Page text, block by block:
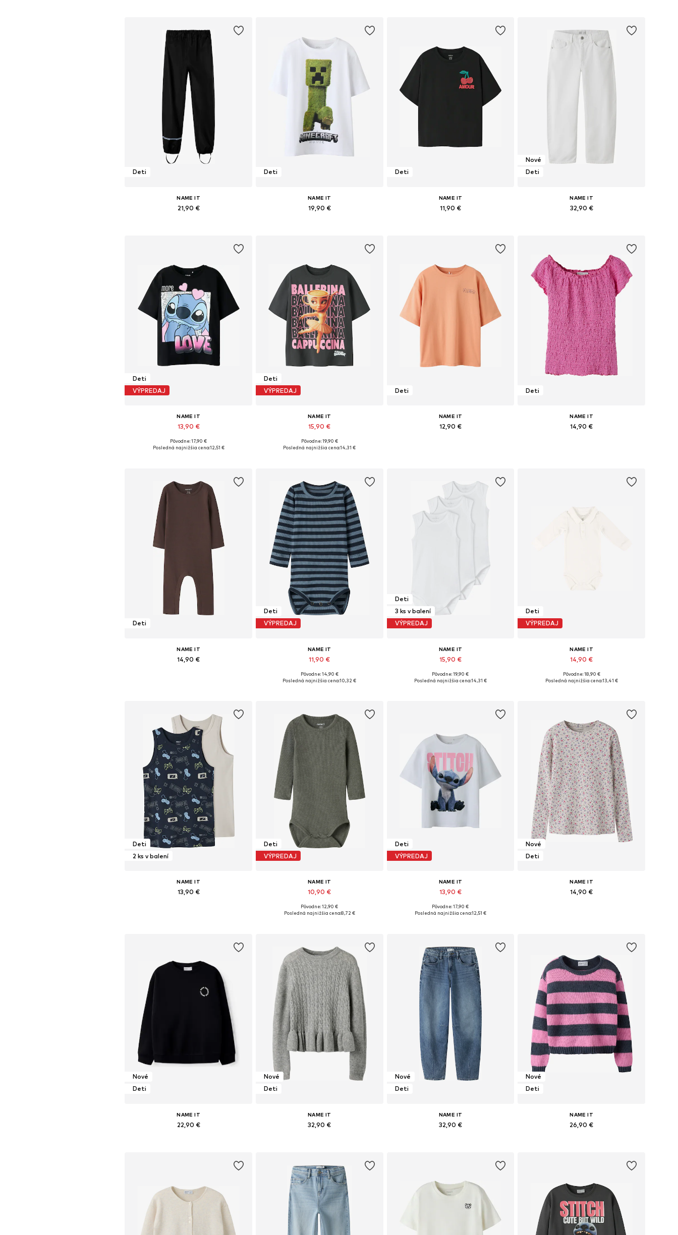
Deti
NAME IT
21,90 €
Deti
NAME IT
19,90 €
Deti
NAME IT
11,90 €
Nové
Deti
NAME IT
32,90 €
Deti
VÝPREDAJ
NAME IT
13,90 €
Dostupné v mnohých veľkostiach
Pôvodne: 17,90 €
Posledná najnižšia cena:12,51 €
Deti
VÝPREDAJ
NAME IT
15,90 €
Pôvodne: 19,90 €
Posledná najnižšia cena:14,31 €
Deti
NAME IT
12,90 €
Deti
NAME IT
14,90 €
Deti
NAME IT
14,90 €
Deti
VÝPREDAJ
NAME IT
11,90 €
Dostupné v mnohých veľkostiach
Pôvodne: 14,90 €
Posledná najnižšia cena:10,32 €
Deti
3 ks v balení
VÝPREDAJ
NAME IT
15,90 €
Dostupné v mnohých veľkostiach
Pôvodne: 19,90 €
Posledná najnižšia cena:14,31 €
Deti
VÝPREDAJ
NAME IT
14,90 €
Dostupné v mnohých veľkostiach
Pôvodne: 18,90 €
Posledná najnižšia cena:13,41 €
Deti
2 ks v balení
NAME IT
13,90 €
Deti
VÝPREDAJ
NAME IT
10,90 €
Dostupné v mnohých veľkostiach
Pôvodne: 12,90 €
Posledná najnižšia cena:8,72 €
Deti
VÝPREDAJ
NAME IT
13,90 €
Dostupné v mnohých veľkostiach
Pôvodne: 17,90 €
Posledná najnižšia cena:12,51 €
Nové
Deti
NAME IT
14,90 €
Nové
Deti
NAME IT
22,90 €
Nové
Deti
NAME IT
32,90 €
Nové
Deti
NAME IT
32,90 €
Nové
Deti
NAME IT
26,90 €